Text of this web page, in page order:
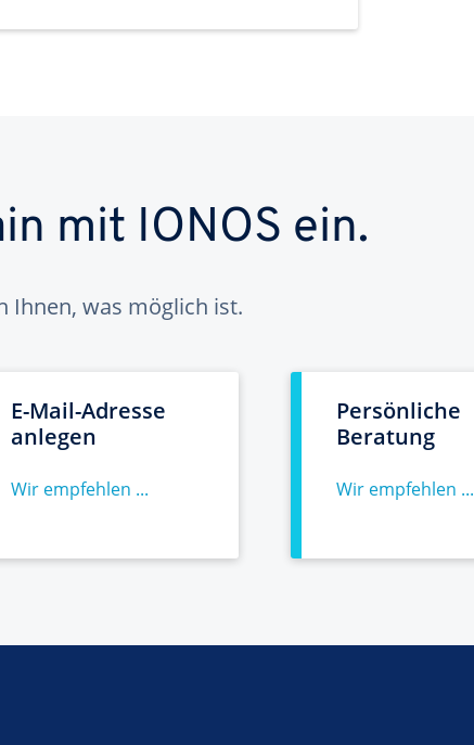
mit IONOS ein.
Ihnen, was möglich ist.
E-Mail-Adresse
anlegen
Wir empfehlen ...
Persönliche
Beratung
Wir empfehlen ...